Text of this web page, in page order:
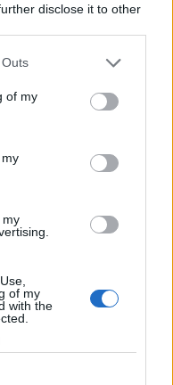
disclose it to other
of my
my
of my
with the